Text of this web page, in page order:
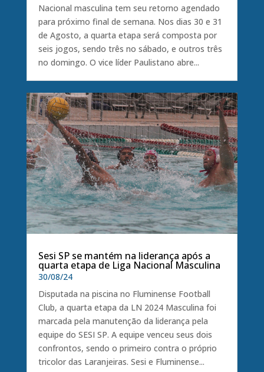
Nacional masculina tem seu retorno agendado
para próximo final de semana. Nos dias 30 e 31
de Agosto, a quarta etapa será composta por
seis jogos, sendo três no sábado, e outros três
no domingo. O vice líder Paulistano abre...
Sesi SP se mantém na liderança após a
quarta etapa de Liga Nacional Masculina
30/08/24
Disputada na piscina no Fluminense Football
Club, a quarta etapa da LN 2024 Masculina foi
marcada pela manutenção da liderança pela
equipe do SESI SP. A equipe venceu seus dois
confrontos, sendo o primeiro contra o próprio
tricolor das Laranjeiras. Sesi e Fluminense...